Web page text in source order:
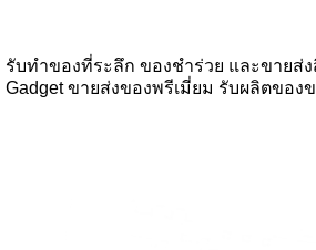
รับทำของที่ระลึก ของชำร่วย และขายส่
Gadget ขายส่งของพรีเมี่ยม รับผลิตขอ